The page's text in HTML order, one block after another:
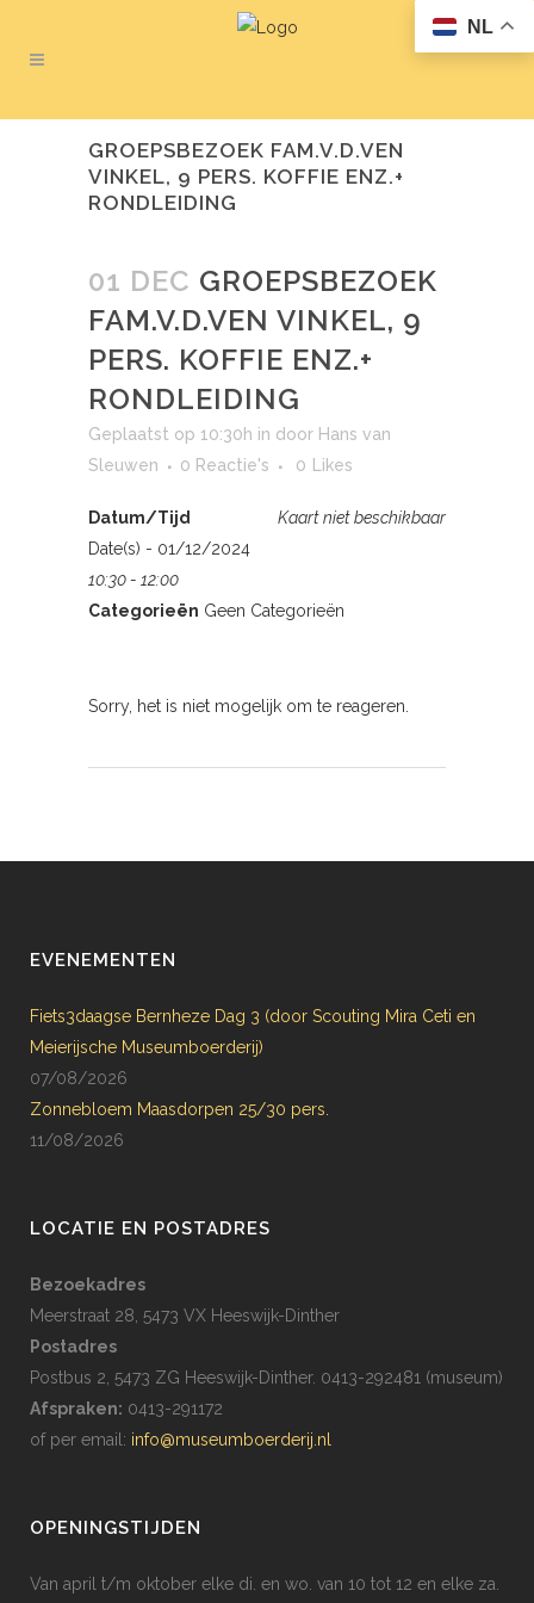
GROEPSBEZOEK FAM.V.D.VEN
VINKEL, 9 PERS. KOFFIE ENZ.+
RONDLEIDING
01 DEC GROEPSBEZOEK
FAM.V.D.VEN VINKEL, 9
PERS. KOFFIE ENZ.+
RONDLEIDING
Geplaatst op 10:30h in door Hans van
Sleuwen
0 Reactie's 0 Likes
Kaart niet beschikbaar
Datum/Tijd
Date(s) - 01/12/2024
10:30 - 12:00
Categorieën Geen Categorieën
Sorry, het is niet mogelijk om te reageren.
EVENEMENTEN
Fiets3daagse Bernheze Dag 3 (door Scouting Mira Ceti en
Meierijsche Museumboerderij)
07/08/2026
Zonnebloem Maasdorpen 25/30 pers.
11/08/2026
LOCATIE EN POSTADRES
Bezoekadres
Meerstraat 28, 5473 VX Heeswijk-Dinther
Postadres
Postbus 2, 5473 ZG Heeswijk-Dinther. 0413-292481 (museum)
Afspraken: 0413-291172
of per email: info@museumboerderij.nl
OPENINGSTIJDEN
Van april t/m oktober elke di. en wo. van 10 tot 12 en elke za.
NL